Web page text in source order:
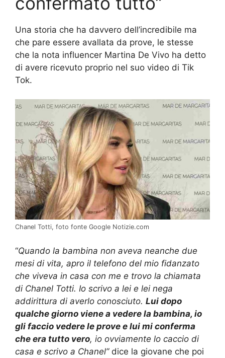
Una storia che ha davvero dell’incredibile ma
che pare essere avallata da prove, le stesse
che la nota influencer Martina De Vivo ha detto
di avere ricevuto proprio nel suo video di Tik
Tok.
Chanel Totti, foto fonte Google Notizie.com
“Quando la bambina non aveva neanche due
mesi di vita, apro il telefono del mio fidanzato
che viveva in casa con me e trovo la chiamata
di Chanel Totti. Io scrivo a lei e lei nega
addirittura di averlo conosciuto. Lui dopo
qualche giorno viene a vedere la bambina, io
gli faccio vedere le prove e lui mi conferma
che era tutto vero, io ovviamente lo caccio di
casa e scrivo a Chanel”dice la giovane che poi